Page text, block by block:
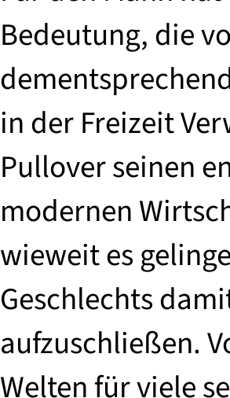
Bedeutung, die
in der Freizeit
Pullover seinen
modernen
wieweit es
Geschlechts
aufzuschließen.
Welten für viele